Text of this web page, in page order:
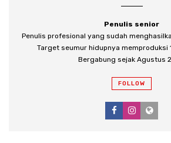
Penulis senior
Penulis profesional yang sudah
Target seumur hidupnya memproduksi
Bergabung sejak Agustus
FOLLOW